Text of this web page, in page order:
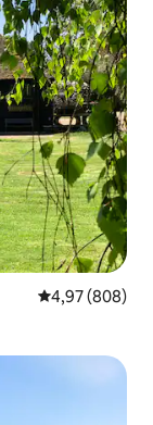
4,97 de uma
4,97 (808)